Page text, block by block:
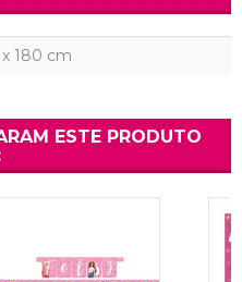
x 180 cm
ESTE PRODUTO